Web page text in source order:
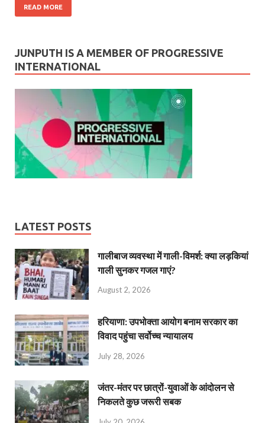
READ MORE
JUNPUTH IS A MEMBER OF PROGRESSIVE
INTERNATIONAL
LATEST POSTS
गालीबाज व्‍यवस्‍था में गाली-विमर्श: क्या लड़कियां
गाली सुनकर गजल गाएं?
August 2, 2026
हरियाणा: उपभोक्ता आयोग बनाम सरकार का
विवाद पहुंचा सर्वोच्च न्यायालय
July 28, 2026
जंतर-मंतर पर छात्रों-युवाओं के आंदोलन से
निकलते कुछ जरूरी सबक